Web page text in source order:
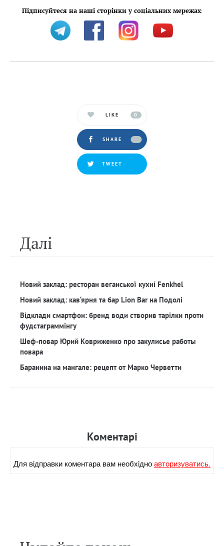
Підписуйтеся на наші сторінки у соціальних мережах:
LIKE 0
SHARE
TWEET
Далi
Новий заклад: ресторан веганської кухні Fenkhel
Новий заклад: кав‘ярня та бар Lion Bar на Подолі
Відклади смартфон: бренд води створив тарілки проти
фудстаграммінгу
Шеф-повар Юрий Ковриженко про закулисье работы
повара
Баранина на мангале: рецепт от Марко Черветти
Коментарi
Для вiдправки коментара вам необхiдноавторизуватись.